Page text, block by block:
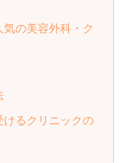
の美容外科・ク
けるクリニックの